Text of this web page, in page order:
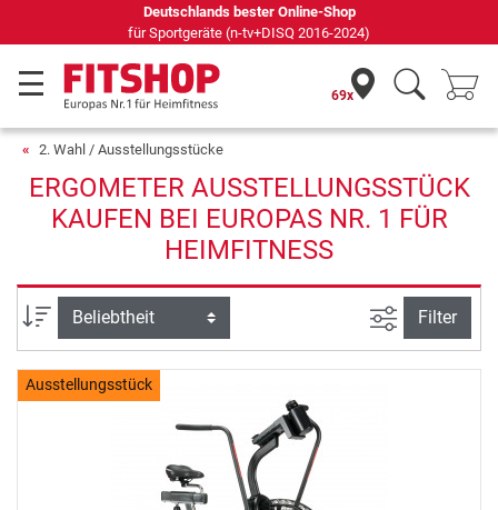
Deutschlands bester Online-Shop
für Sportgeräte (n-tv+DISQ 2016-2024)
69x
2. Wahl / Ausstellungsstücke
ERGOMETER AUSSTELLUNGSSTÜCK
KAUFEN BEI EUROPAS NR. 1 FÜR
HEIMFITNESS
Sortierung Ansicht
Filter
Ausstellungsstück